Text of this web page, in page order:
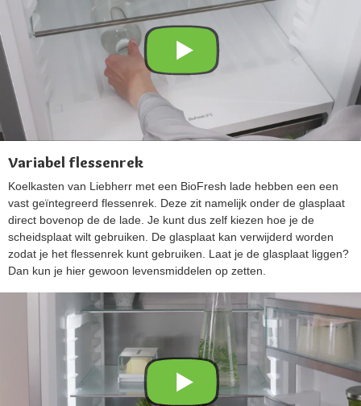
Variabel flessenrek
Koelkasten van Liebherr met een BioFresh lade hebben een een
vast geïntegreerd flessenrek. Deze zit namelijk onder de glasplaat
direct bovenop de de lade. Je kunt dus zelf kiezen hoe je de
scheidsplaat wilt gebruiken. De glasplaat kan verwijderd worden
zodat je het flessenrek kunt gebruiken. Laat je de glasplaat liggen?
Dan kun je hier gewoon levensmiddelen op zetten.